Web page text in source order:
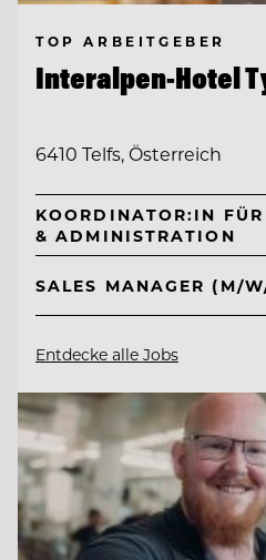
TOP ARBEITGEBER
Interalpen-Hotel
6410 Telfs, Österreich
KOORDINATOR:IN
& ADMINISTRATION
SALES MANAGER (M/
Entdecke alle Jobs